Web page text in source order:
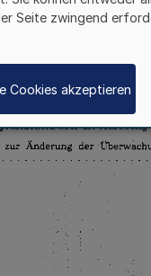
Seite zwingend
Cookies akzeptieren